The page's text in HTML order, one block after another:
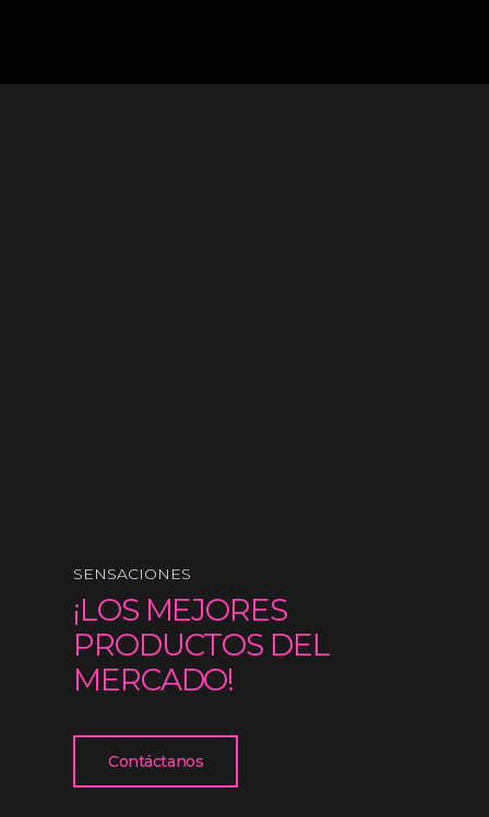
SENSACIONES
¡LOS MEJORES
PRODUCTOS DEL
MERCADO!
Contáctanos